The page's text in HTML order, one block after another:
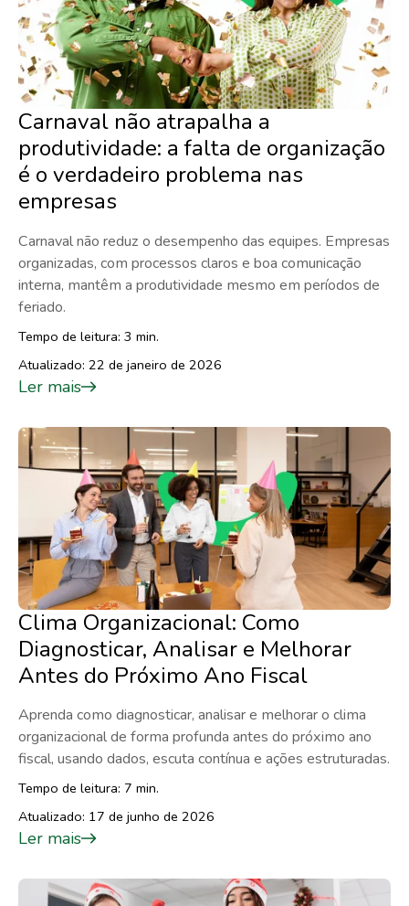
Carnaval não atrapalha a
produtividade: a falta de organização
é o verdadeiro problema nas
empresas
Carnaval não reduz o desempenho das equipes. Empresas
organizadas, com processos claros e boa comunicação
interna, mantêm a produtividade mesmo em períodos de
feriado.
Tempo de leitura: 3 min.
Atualizado: 22 de janeiro de 2026
Ler mais
Clima Organizacional: Como
Diagnosticar, Analisar e Melhorar
Antes do Próximo Ano Fiscal
Aprenda como diagnosticar, analisar e melhorar o clima
organizacional de forma profunda antes do próximo ano
fiscal, usando dados, escuta contínua e ações estruturadas.
Tempo de leitura: 7 min.
Atualizado: 17 de junho de 2026
Ler mais